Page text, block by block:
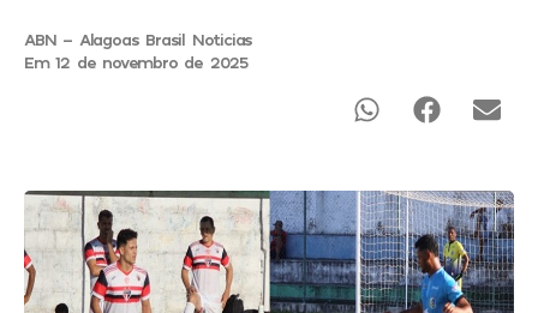
ABN - Alagoas Brasil Noticias
Em 12 de novembro de 2025